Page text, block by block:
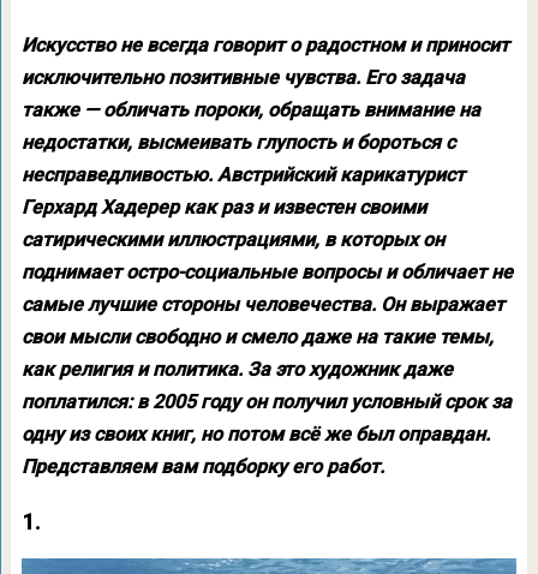
Искусство не всегда говорит о радостном и приносит
исключительно позитивные чувства. Его задача
также — обличать пороки, обращать внимание на
недостатки, высмеивать глупость и бороться с
несправедливостью. Австрийский карикатурист
Герхард Хадерер как раз и известен своими
сатирическими иллюстрациями, в которых он
поднимает остро-социальные вопросы и обличает не
самые лучшие стороны человечества. Он выражает
свои мысли свободно и смело даже на такие темы,
как религия и политика. За это художник даже
поплатился: в 2005 году он получил условный срок за
одну из своих книг, но потом всё же был оправдан.
Представляем вам подборку его работ.
1.